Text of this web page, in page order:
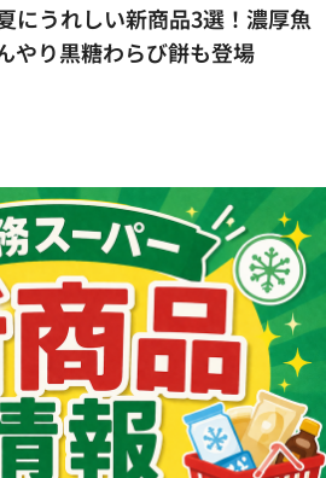
にうれしい新商品3選！濃厚魚
やり黒糖わらび餅も登場